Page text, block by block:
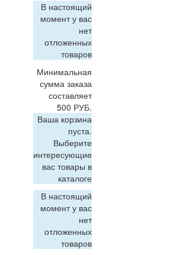
В настоящий
момент у вас
нет
отложенных
товаров
Минимальная
сумма заказа
составляет
500 РУБ.
Ваша корзина
пуста.
Выберите
интересующие
вас товары в
каталоге
В настоящий
момент у вас
нет
отложенных
товаров